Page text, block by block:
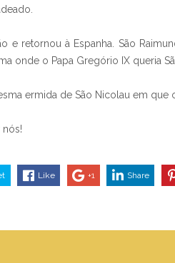
e retornou à Espanha. São
onde o Papa Gregório IX queria
ermida de São Nicolau em que
Like +1 Share